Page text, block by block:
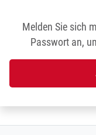
Melden Sie sich
Passwort an,